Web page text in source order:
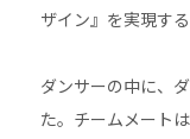
ザイン』を実現す
ダンサーの中に、
た。チームメート